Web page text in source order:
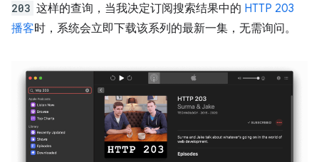
203 这样的查询，当我决定订阅搜索结果中的 HTTP 203
播客时，系统会立即下载该系列的最新一集，无需询问。